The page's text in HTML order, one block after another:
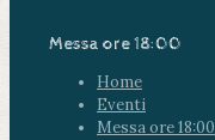
Messa ore 18:00
Home
Eventi
Messa ore 18:00